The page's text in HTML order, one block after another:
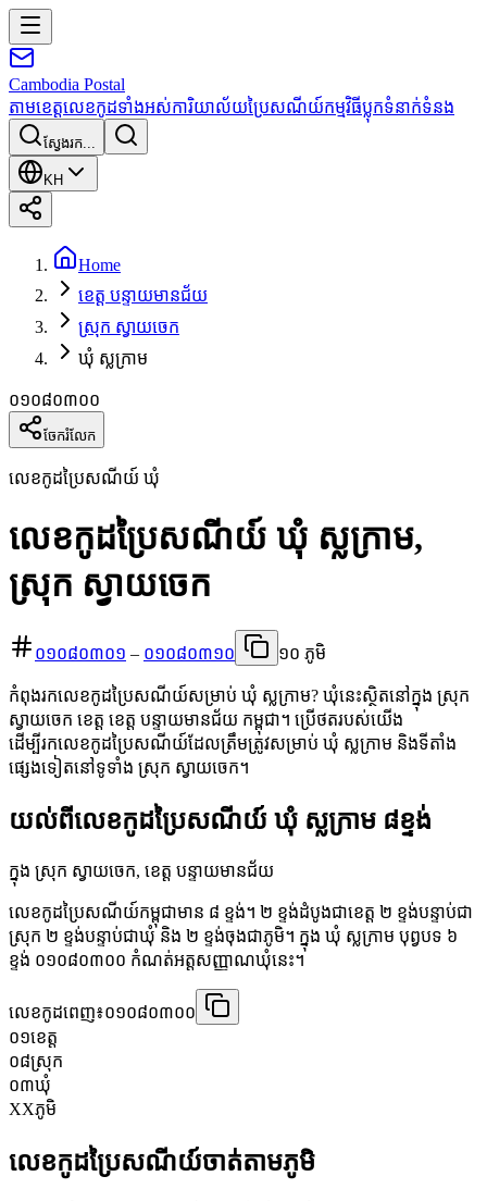
Cambodia Postal
តាមខេត្តលេខកូដទាំងអស់ការិយាល័យប្រៃសណីយ៍កម្មវិធីប្លុកទំនាក់ទំនង
ស្វែងរក...
KH
Home
ខេត្ត បន្ទាយមានជ័យ
ស្រុក ស្វាយចេក
ឃុំ ស្លក្រាម
០១០៨០៣០០
ចែករំលែក
លេខកូដប្រៃសណីយ៍ ឃុំ
លេខកូដប្រៃសណីយ៍ ឃុំ ស្លក្រាម,
ស្រុក ស្វាយចេក
០១០៨០៣០១ – ០១០៨០៣១០ ១០ ភូមិ
កំពុងរកលេខកូដប្រៃសណីយ៍សម្រាប់ ឃុំ ស្លក្រាម? ឃុំនេះស្ថិតនៅក្នុង ស្រុក
ស្វាយចេក ខេត្ត ខេត្ត បន្ទាយមានជ័យ កម្ពុជា។ ប្រើថតរបស់យើង
ដើម្បីរកលេខកូដប្រៃសណីយ៍ដែលត្រឹមត្រូវសម្រាប់ ឃុំ ស្លក្រាម និងទីតាំង
ផ្សេងទៀតនៅទូទាំង ស្រុក ស្វាយចេក។
យល់ពីលេខកូដប្រៃសណីយ៍ ឃុំ ស្លក្រាម ៨ខ្ទង់
ក្នុង ស្រុក ស្វាយចេក, ខេត្ត បន្ទាយមានជ័យ
លេខកូដប្រៃសណីយ៍កម្ពុជាមាន ៨ ខ្ទង់។ ២ ខ្ទង់ដំបូងជាខេត្ត ២ ខ្ទង់បន្ទាប់ជា
ស្រុក ២ ខ្ទង់បន្ទាប់ជាឃុំ និង ២ ខ្ទង់ចុងជាភូមិ។ ក្នុង ឃុំ ស្លក្រាម បុព្វបទ ៦
ខ្ទង់ ០១០៨០៣០០ កំណត់អត្តសញ្ញាណឃុំនេះ។
លេខកូដពេញ៖០១០៨០៣០០
០១ខេត្ត
០៨ស្រុក
០៣ឃុំ
XXភូមិ
លេខកូដប្រៃសណីយ៍ចាត់តាមភូមិ